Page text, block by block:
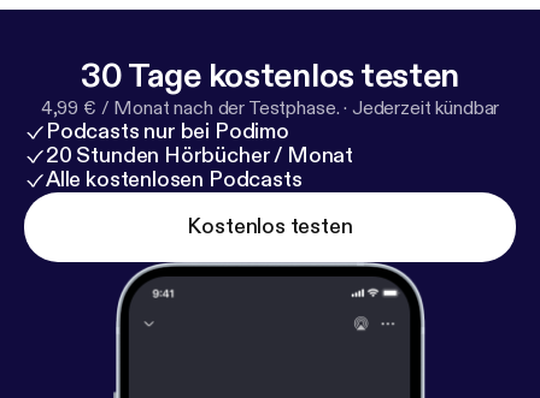
30 Tage kostenlos testen
4,99 € / Monat nach der Testphase. · Jederzeit kündbar
Podcasts nur bei Podimo
20 Stunden Hörbücher / Monat
Alle kostenlosen Podcasts
Kostenlos testen